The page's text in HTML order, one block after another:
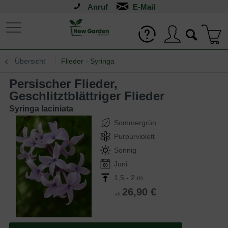
Anruf
Übersicht Flieder - Syringa
Persischer Flieder,
Geschlitztblättriger Flieder
Syringa laciniata
Sommergrün
Purpurviolett
Sonnig
Juni
1,5 - 2 m
ab 26,90 €